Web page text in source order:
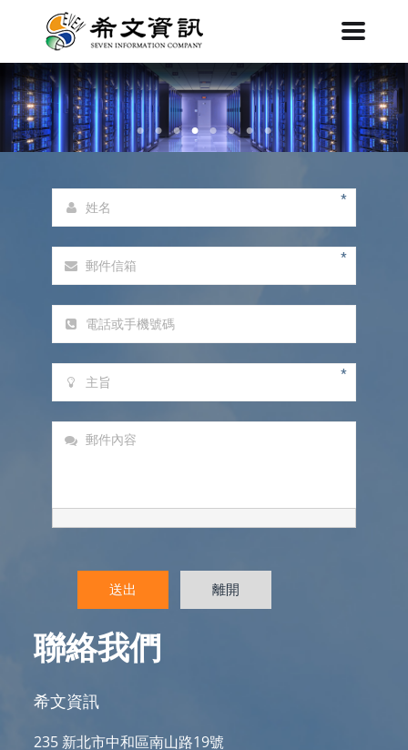
送出 離開
聯絡我們
希文資訊
235 新北市中和區南山路19號